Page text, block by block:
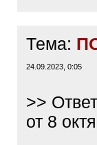
Тема:
24.09.2023, 0:05
>>
от 8